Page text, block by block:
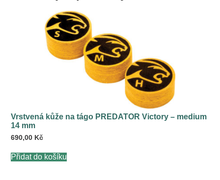
Vrstvená kůže na tágo PREDATOR Victory – medium
14 mm
690,00 Kč
Přidat do košíku